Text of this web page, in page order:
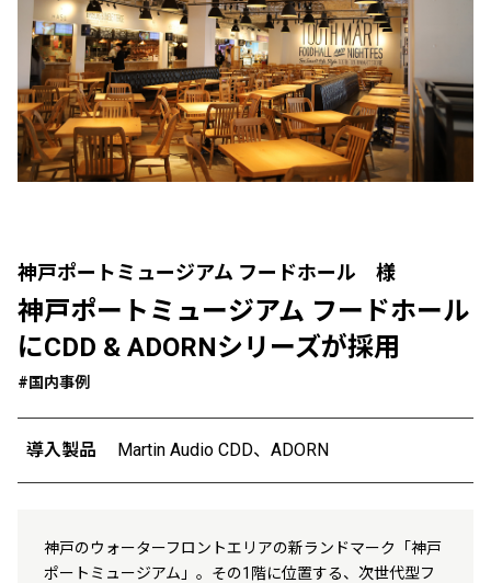
神戸ポートミュージアム フードホール 様
神戸ポートミュージアム フードホール
にCDD & ADORNシリーズが採用
#国内事例
導入製品 Martin Audio CDD、ADORN
神戸のウォーターフロントエリアの新ランドマーク「神戸
ポートミュージアム」。その1階に位置する、次世代型フ